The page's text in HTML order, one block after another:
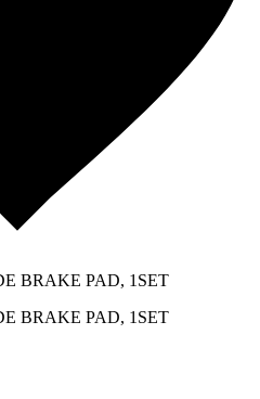
BRAKE PAD, 1SET
BRAKE PAD, 1SET